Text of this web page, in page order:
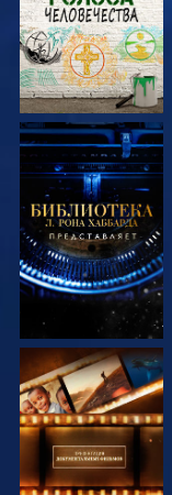
СМОТРЕТЬ
ПЕРЕДАЧИ
СМОТРЕТЬ
ПЕРЕДАЧИ